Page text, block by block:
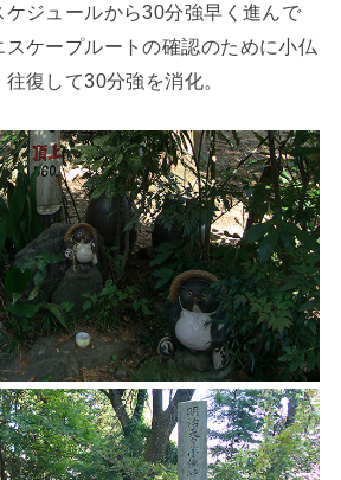
ケジュールから30分強早く進んで
ケープルートの確認のために小仏
復して30分強を消化。